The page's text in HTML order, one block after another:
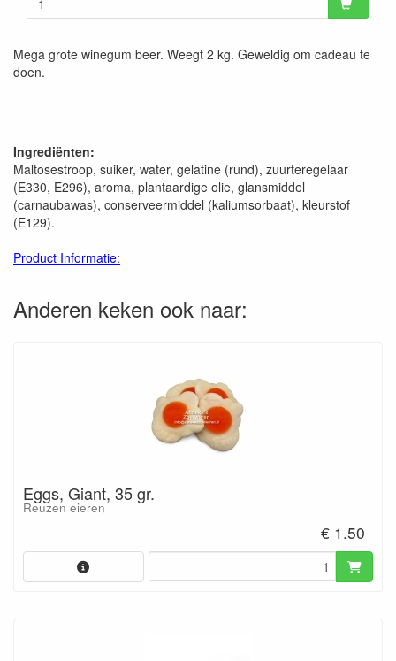
Mega grote winegum beer. Weegt 2 kg. Geweldig om cadeau te
doen.
Ingrediënten:
Maltosestroop, suiker, water, gelatine (rund), zuurteregelaar
(E330, E296), aroma, plantaardige olie, glansmiddel
(carnaubawas), conserveermiddel (kaliumsorbaat), kleurstof
(E129).
Product Informatie:
Anderen keken ook naar:
Eggs, Giant, 35 gr.
Reuzen eieren
€ 1.50